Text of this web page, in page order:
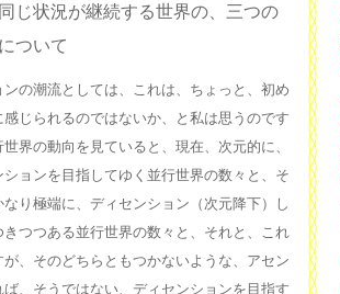
じ状況が継続する世界の、三つの
ついて
の潮流としては、これは、ちょっと、初め
じられるのではないか、と私は思うのです
界の動向を見ていると、現在、次元的に、
ョンを目指してゆく並行世界の数々と、そ
り極端に、ディセンション（次元降下）し
つつある並行世界の数々と、それと、これ
、そのどちらともつかないような、アセン
、そうではない、ディセンションを目指す